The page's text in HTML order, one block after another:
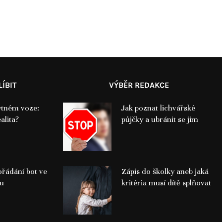
voze:
bot ve
VÝBĚR REDAKCE
Jak poznat lichvářské
půjčky a ubránit se jim
Zápis do školky aneb jaká
kritéria musí dítě splňovat